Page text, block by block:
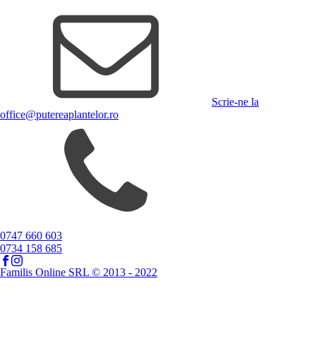
Scrie-ne la
office@putereaplantelor.ro
0747 660 603
0734 158 685
Familis Online SRL © 2013 - 2022